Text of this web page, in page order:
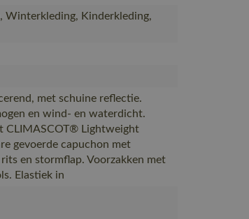
Winterkleding, Kinderkleding,
met schuine reflectie.
en wind- en waterdicht.
CLIMASCOT® Lightweight
gevoerde capuchon met
en stormflap. Voorzakken met
Elastiek in